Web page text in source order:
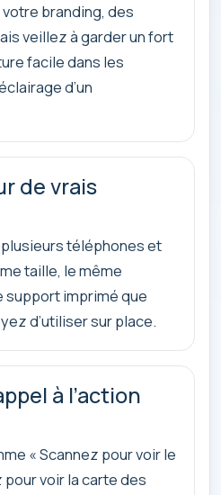
branding, des
veillez à garder un fort
facile dans les
d’un
de vrais
téléphones et
taille, le même
support imprimé que
d’utiliser sur place.
à l’action
« Scannez pour voir le
pour voir la carte des